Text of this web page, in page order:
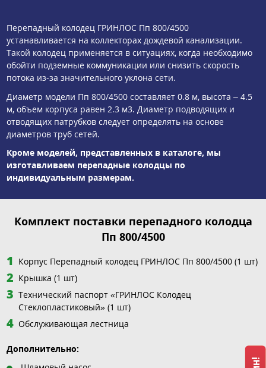
Перепадный колодец ГРИНЛОС Пп 800/4500
устанавливается на коллекторах дождевой канализации.
Такой колодец применяется в ситуациях, когда необходимо
обойти подземные коммуникации или снизить скорость
потока из-за значительного уклона сети.
Диаметр модели Пп 800/4500 составляет 0.8 м, высота – 4.5
м, объем корпуса равен 2.3 м3. Диаметр подводящих и
отводящих патрубков следует определять на основе
диаметров труб сетей.
Кроме моделей, представленных в каталоге, мы
изготавливаем перепадные колодцы по
индивидуальным размерам.
Комплект поставки перепадного колодца
Пп 800/4500
Корпус Перепадный колодец ГРИНЛОС Пп 800/4500 (1 шт)
Крышка (1 шт)
Технический паспорт «ГРИНЛОС Колодец
Стеклопластиковый» (1 шт)
Обслуживающая лестница
Дополнительно: